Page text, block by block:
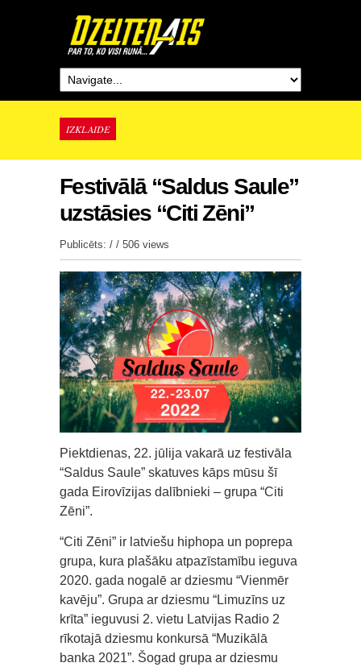
IZKLAIDE
Festivālā “Saldus Saule”
uzstāsies “Citi Zēni”
Publicēts: / / 506 views
Piektdienas, 22. jūlija vakarā uz festivāla
“Saldus Saule” skatuves kāps mūsu šī
gada Eirovīzijas dalībnieki – grupa “Citi
Zēni”.
“Citi Zēni” ir latviešu hiphopa un poprepa
grupa, kura plašāku atpazīstamību ieguva
2020. gada nogalē ar dziesmu “Vienmēr
kavēju”. Grupa ar dziesmu “Limuzīns uz
krīta” ieguvusi 2. vietu Latvijas Radio 2
rīkotajā dziesmu konkursā “Muzikālā
banka 2021”. Šogad grupa ar dziesmu